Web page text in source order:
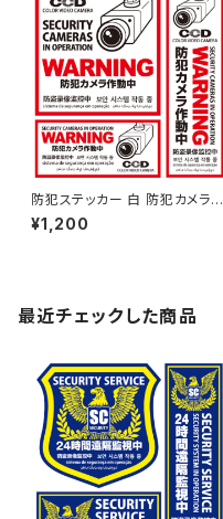
防犯ステッカー 白 防犯カメラ作
動中 多言語対応 OS-198 オン
サプライ(On SUPPLY)
¥1,200
最近チェックした商品